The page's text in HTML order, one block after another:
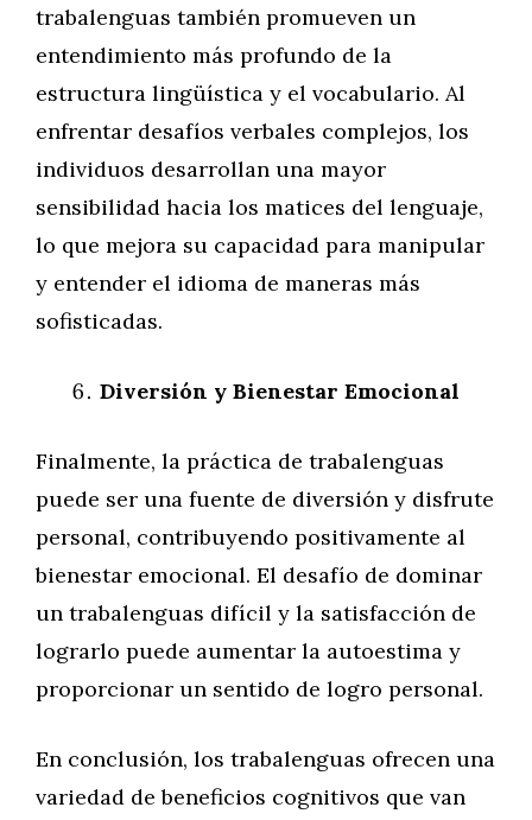
trabalenguas también promueven un
entendimiento más profundo de la
estructura lingüística y el vocabulario. Al
enfrentar desafíos verbales complejos, los
individuos desarrollan una mayor
sensibilidad hacia los matices del lenguaje,
lo que mejora su capacidad para manipular
y entender el idioma de maneras más
sofisticadas.
Diversión y Bienestar Emocional
Finalmente, la práctica de trabalenguas
puede ser una fuente de diversión y disfrute
personal, contribuyendo positivamente al
bienestar emocional. El desafío de dominar
un trabalenguas difícil y la satisfacción de
lograrlo puede aumentar la autoestima y
proporcionar un sentido de logro personal.
En conclusión, los trabalenguas ofrecen una
variedad de beneficios cognitivos que van